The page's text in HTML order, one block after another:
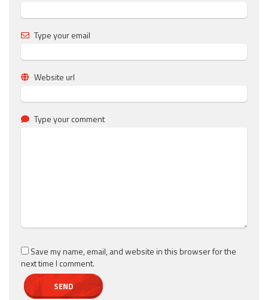
Type your email
Website url
Type your comment
Save my name, email, and website in this browser for the
next time I comment.